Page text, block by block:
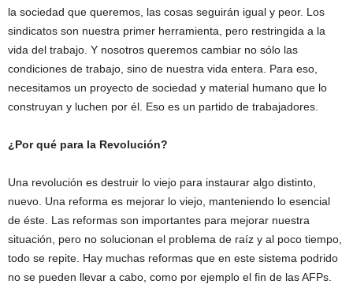
la sociedad que queremos, las cosas seguirán igual y peor. Los
sindicatos son nuestra primer herramienta, pero restringida a la
vida del trabajo. Y nosotros queremos cambiar no sólo las
condiciones de trabajo, sino de nuestra vida entera. Para eso,
necesitamos un proyecto de sociedad y material humano que lo
construyan y luchen por él. Eso es un partido de trabajadores.
¿Por qué para la Revolución?
Una revolución es destruir lo viejo para instaurar algo distinto,
nuevo. Una reforma es mejorar lo viejo, manteniendo lo esencial
de éste. Las reformas son importantes para mejorar nuestra
situación, pero no solucionan el problema de raíz y al poco tiempo,
todo se repite. Hay muchas reformas que en este sistema podrido
no se pueden llevar a cabo, como por ejemplo el fin de las AFPs.